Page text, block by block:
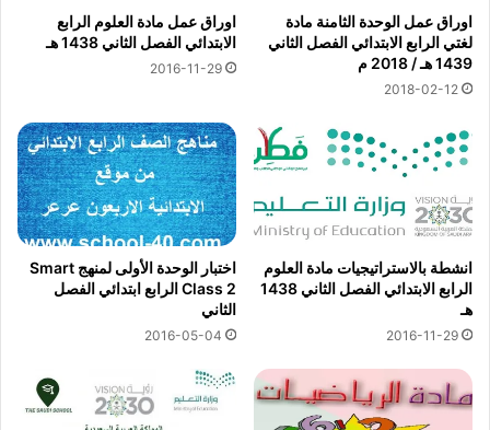
اوراق عمل الوحدة الثامنة مادة
لغتي الرابع الابتدائي الفصل الثاني
1439 هـ / 2018 م
2018-02-12
اوراق عمل مادة العلوم الرابع
الابتدائي الفصل الثاني 1438 هـ
2016-11-29
انشطة بالاستراتيجيات مادة العلوم
الرابع الابتدائي الفصل الثاني 1438
هـ
2016-11-29
اختبار الوحدة الأولى لمنهج Smart
Class 2 الرابع ابتدائي الفصل
الثاني
2016-05-04